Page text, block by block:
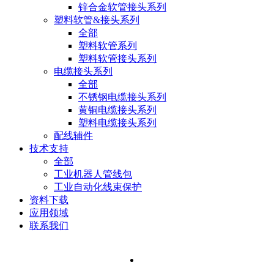
锌合金软管接头系列
塑料软管&接头系列
全部
塑料软管系列
塑料软管接头系列
电缆接头系列
全部
不锈钢电缆接头系列
黄铜电缆接头系列
塑料电缆接头系列
配线辅件
技术支持
全部
工业机器人管线包
工业自动化线束保护
资料下载
应用领域
联系我们